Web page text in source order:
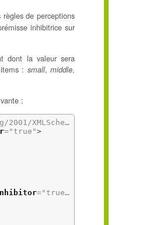
règles de perceptions
inhibitrice sur
dont la valeur sera
: small,middle,
:
instance"
="true">
="true" >